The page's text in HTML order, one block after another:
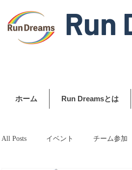
Run
ホーム Run Dreamsとは
All Posts イベント チーム参加